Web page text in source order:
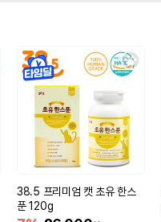
38.5 프리미엄 캣 초유 한스
푼 120g